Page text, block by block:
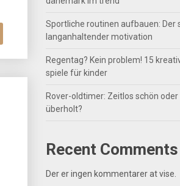
Sportliche routinen aufbauen: Der
langanhaltender motivation
Regentag? Kein problem! 15
spiele für kinder
Rover-oldtimer: Zeitlos schön
überholt?
Recent Comments
Der er ingen kommentarer at vise.